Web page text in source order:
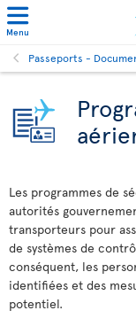
Menu
Passeports -
Les programmes de
autorités
transporteurs pour
de systèmes de
conséquent, les
identifiées et des
potentiel.